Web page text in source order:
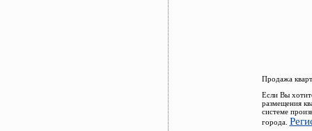
Продажа
Если Вы
размещения
системе
города.